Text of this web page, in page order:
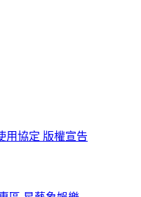
用協定 版權宣告